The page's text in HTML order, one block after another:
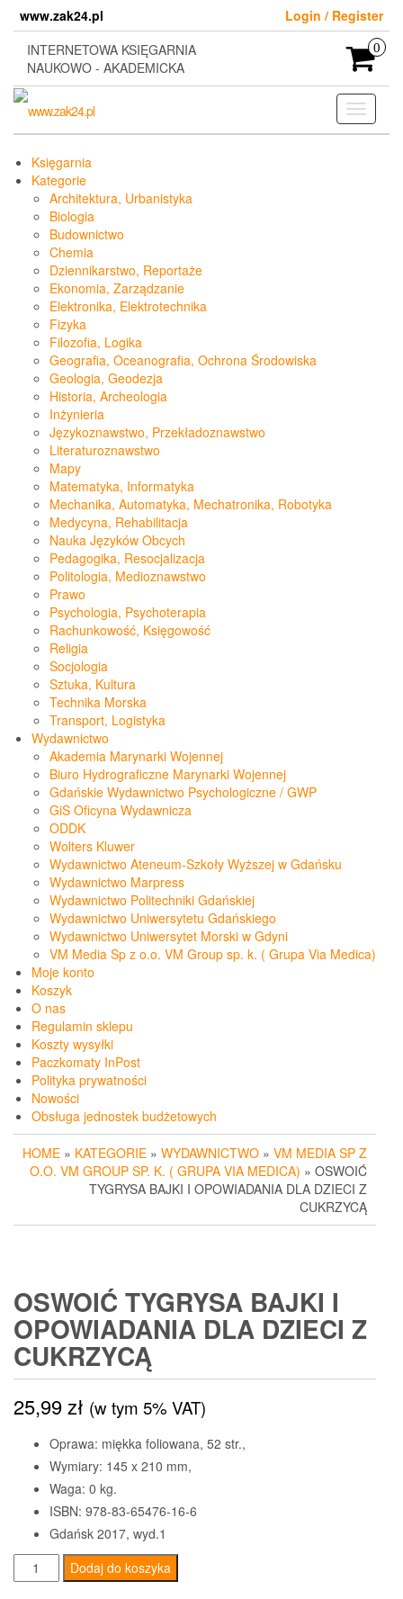
content
www.zak24.pl
Login / Register
INTERNETOWA KSIĘGARNIA
NAUKOWO - AKADEMICKA
0
Toggle
Księgarnia
Kategorie
Architektura, Urbanistyka
Biologia
Budownictwo
Chemia
Dziennikarstwo, Reportaże
Ekonomia, Zarządzanie
Elektronika, Elektrotechnika
Fizyka
Filozofia, Logika
Geografia, Oceanografia, Ochrona Środowiska
Geologia, Geodezja
Historia, Archeologia
Inżynieria
Językoznawstwo, Przekładoznawstwo
Literaturoznawstwo
Mapy
Matematyka, Informatyka
Mechanika, Automatyka, Mechatronika, Robotyka
Medycyna, Rehabilitacja
Nauka Języków Obcych
Pedagogika, Resocjalizacja
Politologia, Medioznawstwo
Prawo
Psychologia, Psychoterapia
Rachunkowość, Księgowość
Religia
Socjologia
Sztuka, Kultura
Technika Morska
Transport, Logistyka
Wydawnictwo
Akademia Marynarki Wojennej
Biuro Hydrograficzne Marynarki Wojennej
Gdańskie Wydawnictwo Psychologiczne / GWP
GiS Oficyna Wydawnicza
ODDK
Wolters Kluwer
Wydawnictwo Ateneum-Szkoły Wyższej w Gdańsku
Wydawnictwo Marpress
Wydawnictwo Politechniki Gdańskiej
Wydawnictwo Uniwersytetu Gdańskiego
Wydawnictwo Uniwersytet Morski w Gdyni
VM Media Sp z o.o. VM Group sp. k. ( Grupa Via Medica)
Moje konto
Koszyk
O nas
Regulamin sklepu
Koszty wysyłki
Paczkomaty InPost
Polityka prywatności
Nowości
Obsługa jednostek budżetowych
HOME » KATEGORIE » WYDAWNICTWO » VM MEDIA SP Z
O.O. VM GROUP SP. K. ( GRUPA VIA MEDICA) » OSWOIĆ
TYGRYSA BAJKI I OPOWIADANIA DLA DZIECI Z
CUKRZYCĄ
OSWOIĆ TYGRYSA BAJKI I
OPOWIADANIA DLA DZIECI Z
CUKRZYCĄ
25,99zł (w tym 5% VAT)
Oprawa: miękka foliowana, 52 str.,
Wymiary: 145 x 210 mm,
Waga: 0 kg.
ISBN: 978-83-65476-16-6
Gdańsk 2017, wyd.1
ilość
Oswoić
Dodaj do koszyka